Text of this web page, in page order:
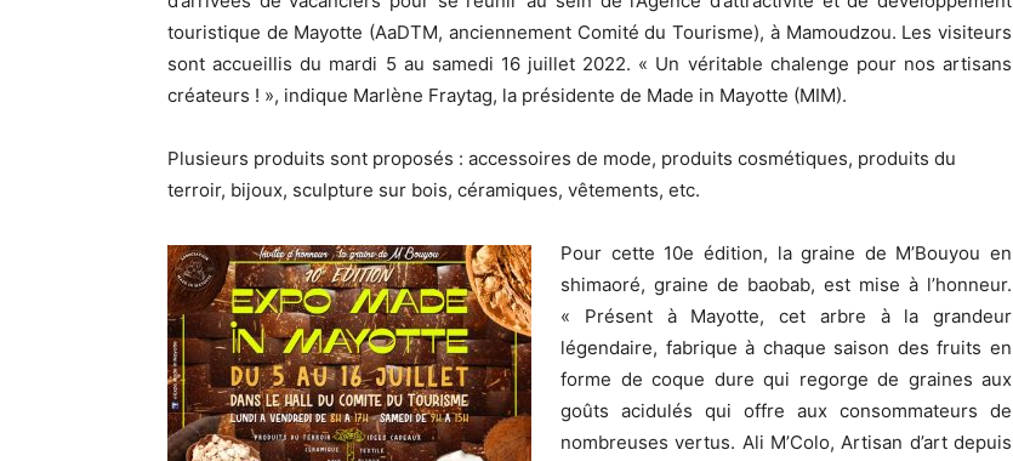
touristique de Mayotte (AaDTM, anciennement Comité du Tourisme), à Mamoudzou. Les visiteurs
sont accueillis du mardi 5 au samedi 16 juillet 2022. « Un véritable chalenge pour nos artisans
créateurs ! », indique Marlène Fraytag, la présidente de Made in Mayotte (MIM).
Plusieurs produits sont proposés : accessoires de mode, produits cosmétiques, produits du
terroir, bijoux, sculpture sur bois, céramiques, vêtements, etc.
Pour cette 10e édition, la graine de M’Bouyou en
shimaoré, graine de baobab, est mise à l’honneur.
« Présent à Mayotte, cet arbre à la grandeur
légendaire, fabrique à chaque saison des fruits en
forme de coque dure qui regorge de graines aux
goûts acidulés qui offre aux consommateurs de
nombreuses vertus. Ali M’Colo, Artisan d’art depuis